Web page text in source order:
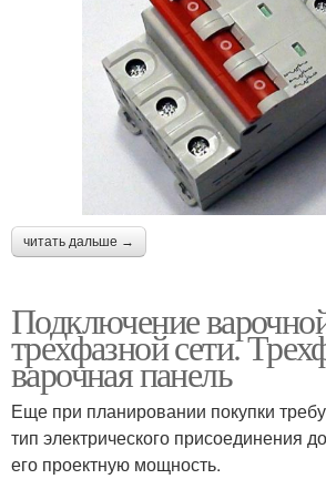
читать дальше →
Подключение
трехфазной сети.
варочная панель
Еще при планировании покупки
тип электрического присоединения
его проектную мощность.